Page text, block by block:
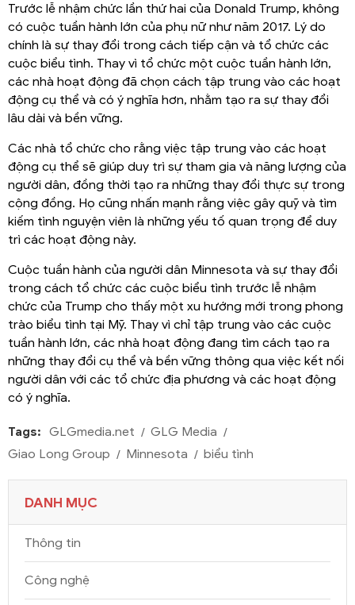
Trước lễ nhậm chức lần thứ hai của Donald Trump, không
có cuộc tuần hành lớn của phụ nữ như năm 2017. Lý do
chính là sự thay đổi trong cách tiếp cận và tổ chức các
cuộc biểu tình. Thay vì tổ chức một cuộc tuần hành lớn,
các nhà hoạt động đã chọn cách tập trung vào các hoạt
động cụ thể và có ý nghĩa hơn, nhằm tạo ra sự thay đổi
lâu dài và bền vững.
Các nhà tổ chức cho rằng việc tập trung vào các hoạt
động cụ thể sẽ giúp duy trì sự tham gia và năng lượng của
người dân, đồng thời tạo ra những thay đổi thực sự trong
cộng đồng. Họ cũng nhấn mạnh rằng việc gây quỹ và tìm
kiếm tình nguyện viên là những yếu tố quan trọng để duy
trì các hoạt động này.
Cuộc tuần hành của người dân Minnesota và sự thay đổi
trong cách tổ chức các cuộc biểu tình trước lễ nhậm
chức của Trump cho thấy một xu hướng mới trong phong
trào biểu tình tại Mỹ. Thay vì chỉ tập trung vào các cuộc
tuần hành lớn, các nhà hoạt động đang tìm cách tạo ra
những thay đổi cụ thể và bền vững thông qua việc kết nối
người dân với các tổ chức địa phương và các hoạt động
có ý nghĩa.
Tags: GLGmedia.net
GLG Media
Giao Long Group
Minnesota biểu tình
DANH MỤC
Thông tin
Công nghệ